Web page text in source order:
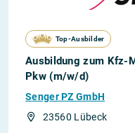
Top-Ausbilder
Ausbildung zum Kfz-
Pkw (m/w/d)
Senger PZ GmbH
23560 Lübeck